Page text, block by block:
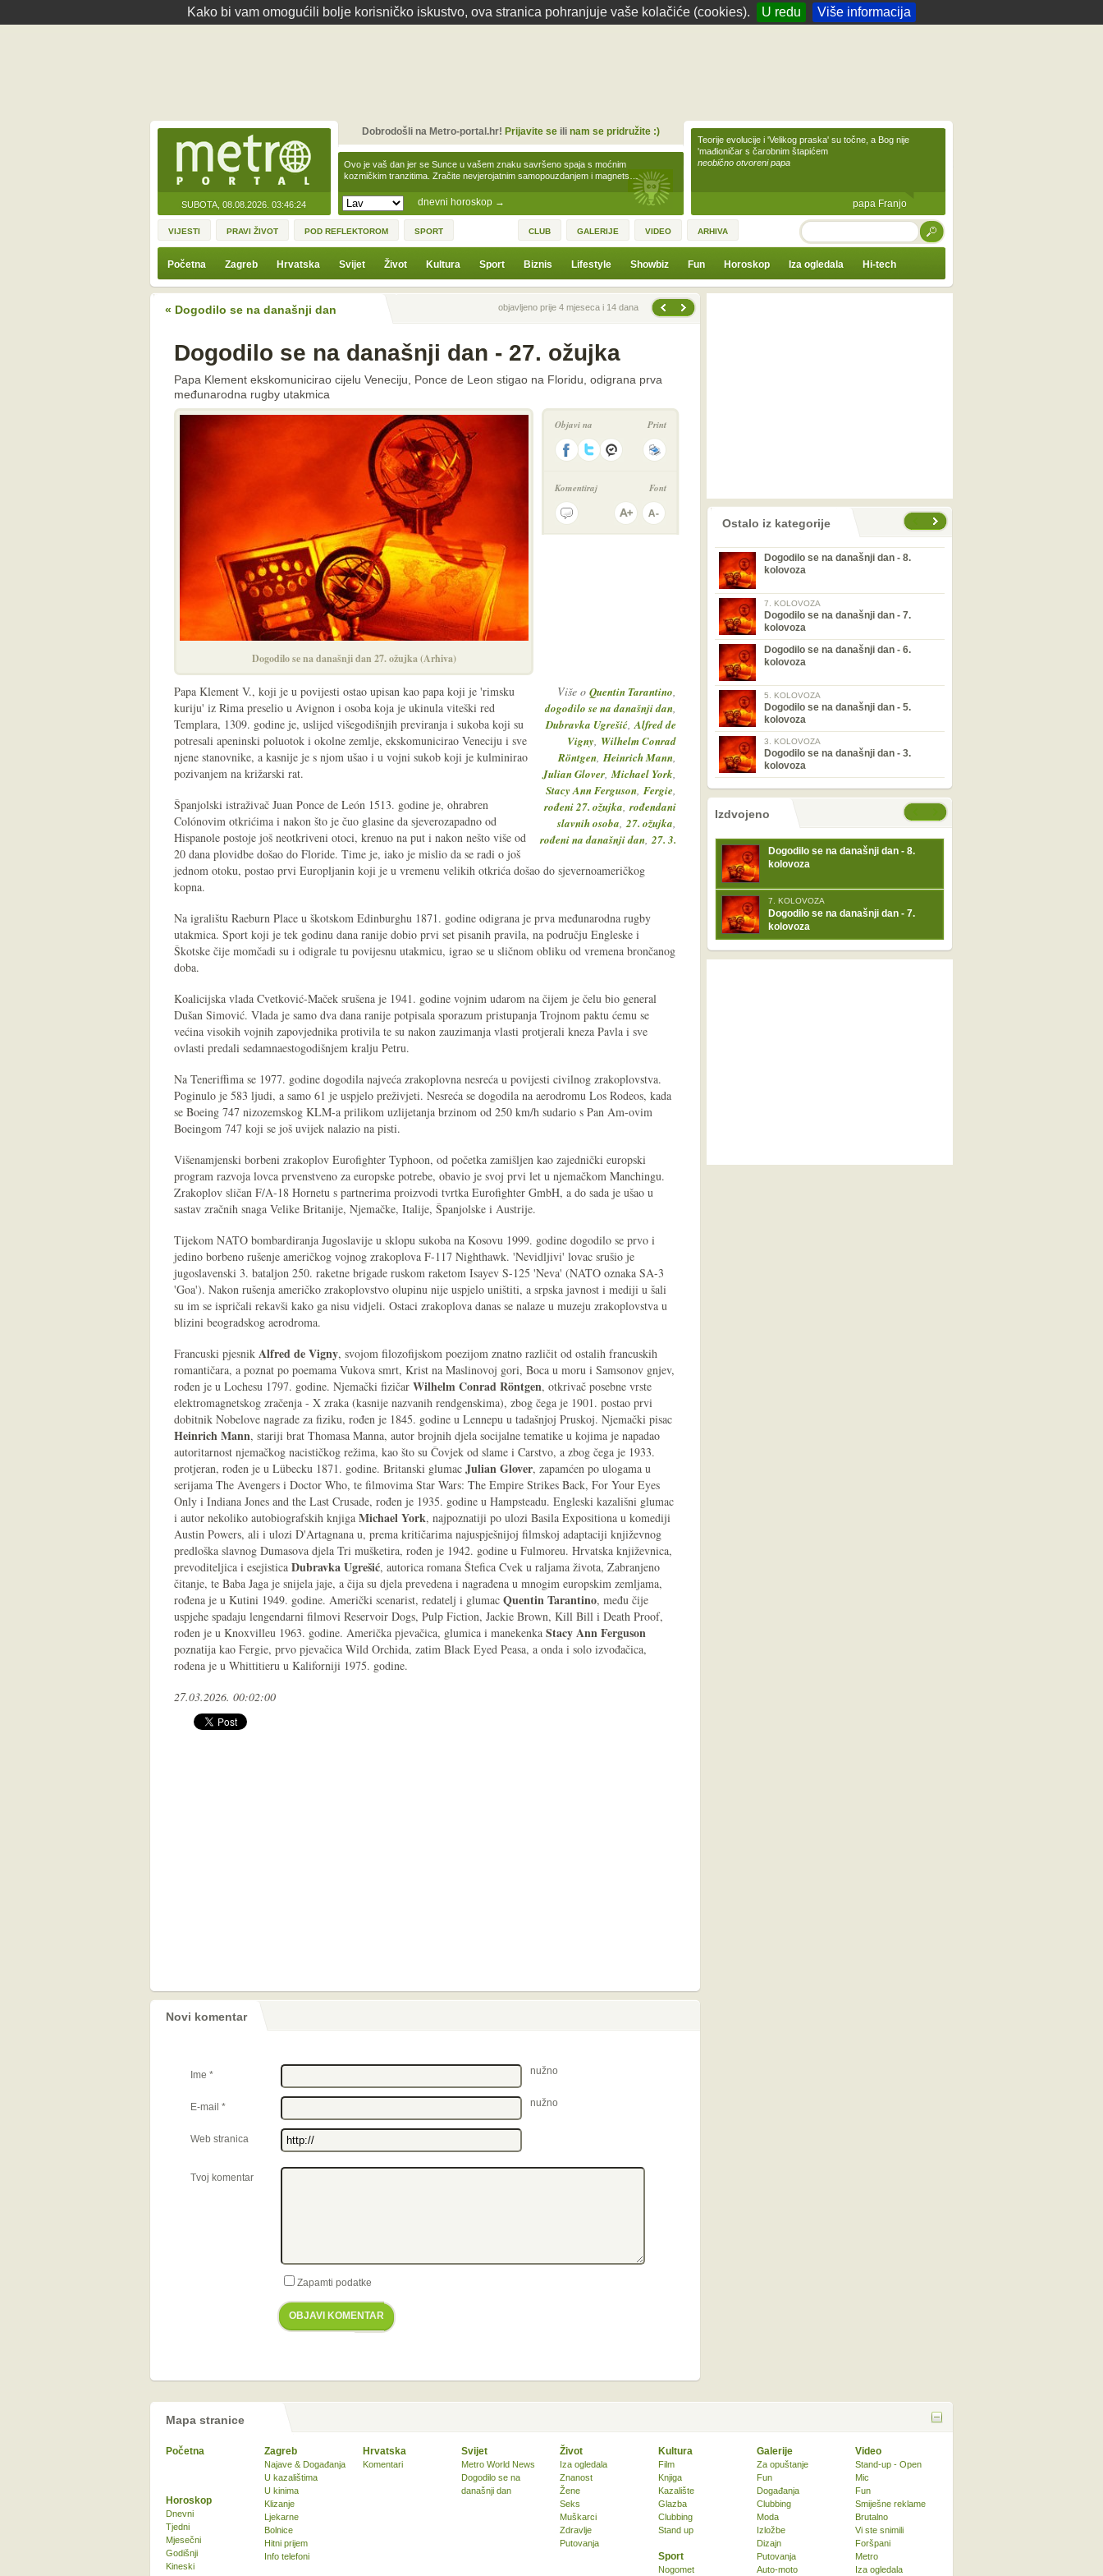
Kako bi vam omogućili bolje korisničko iskustvo, ova stranica pohranjuje vaše kolačiće (cookies). U redu Više informacija
SUBOTA, 08.08.2026. 03:46:24 dnevni horoskop →
Ovo je vaš dan jer se Sunce u vašem znaku savršeno spaja s moćnim
kozmičkim tranzitima. Zračite nevjerojatnim samopouzdanjem i magnets…
Dobrodošli na Metro-portal.hr! Prijavite seili nam se pridružite :)
Teorije evolucije i 'Velikog praska' su točne, a Bog nije
'mađioničar s čarobnim štapićem
neobično otvoreni papa
papa Franjo
VIJESTI PRAVI ŽIVOT POD REFLEKTOROM SPORT CLUB GALERIJE VIDEO ARHIVA TRAŽI
Početna Zagreb Hrvatska Svijet Život Kultura Sport Biznis Lifestyle Showbiz Fun Horoskop Iza ogledala Hi-tech
« Dogodilo se na današnji dan Prethodna vijestobjavljeno prije 4 mjeseca i 14 dana
Dogodilo se na današnji dan - 27. ožujka
Papa Klement ekskomunicirao cijelu Veneciju, Ponce de Leon stigao na Floridu, odigrana prva
međunarodna rugby utakmica
Dogodilo se na današnji dan 27. ožujka (Arhiva)
Objavi na Print
Komentiraj Font
Više o Quentin Tarantino,
dogodilo se na današnji dan,
Dubravka Ugrešić,Alfred de
Vigny, Wilhelm Conrad
Röntgen,Heinrich Mann,
Julian Glover,Michael York,
Stacy Ann Ferguson, Fergie,
rođeni 27. ožujka,rođendani
slavnih osoba,27. ožujka,
rođeni na današnji dan,27. 3.
Papa Klement V., koji je u povijesti ostao upisan kao papa koji je 'rimsku
kuriju' iz Rima preselio u Avignon i osoba koja je ukinula viteški red
Templara, 1309. godine je, uslijed višegodišnjih previranja i sukoba koji su
potresali apeninski poluotok i okolne zemlje, ekskomunicirao Veneciju i sve
njene stanovnike, a kasnije je s njom ušao i u vojni sukob koji je kulminirao
pozivanjem na križarski rat.
Španjolski istraživač Juan Ponce de León 1513. godine je, ohrabren
Colónovim otkrićima i nakon što je čuo glasine da sjeverozapadno od
Hispanole postoje još neotkriveni otoci, krenuo na put i nakon nešto više od
20 dana plovidbe došao do Floride. Time je, iako je mislio da se radi o još
jednom otoku, postao prvi Europljanin koji je u vremenu velikih otkrića došao do sjevernoameričkog
kopna.
Na igralištu Raeburn Place u škotskom Edinburghu 1871. godine odigrana je prva međunarodna rugby
utakmica. Sport koji je tek godinu dana ranije dobio prvi set pisanih pravila, na području Engleske i
Škotske čije momčadi su i odigrale tu povijesnu utakmicu, igrao se u sličnom obliku od vremena brončanog
doba.
Koalicijska vlada Cvetković-Maček srušena je 1941. godine vojnim udarom na čijem je čelu bio general
Dušan Simović. Vlada je samo dva dana ranije potpisala sporazum pristupanja Trojnom paktu ćemu se
većina visokih vojnih zapovjednika protivila te su nakon zauzimanja vlasti protjerali kneza Pavla i sve
ovlasti predali sedamnaestogodišnjem kralju Petru.
Na Teneriffima se 1977. godine dogodila najveća zrakoplovna nesreća u povijesti civilnog zrakoplovstva.
Poginulo je 583 ljudi, a samo 61 je uspjelo preživjeti. Nesreća se dogodila na aerodromu Los Rodeos, kada
se Boeing 747 nizozemskog KLM-a prilikom uzlijetanja brzinom od 250 km/h sudario s Pan Am-ovim
Boeingom 747 koji se još uvijek nalazio na pisti.
Višenamjenski borbeni zrakoplov Eurofighter Typhoon, od početka zamišljen kao zajednički europski
program razvoja lovca prvenstveno za europske potrebe, obavio je svoj prvi let u njemačkom Manchingu.
Zrakoplov sličan F/A-18 Hornetu s partnerima proizvodi tvrtka Eurofighter GmbH, a do sada je ušao u
sastav zračnih snaga Velike Britanije, Njemačke, Italije, Španjolske i Austrije.
Tijekom NATO bombardiranja Jugoslavije u sklopu sukoba na Kosovu 1999. godine dogodilo se prvo i
jedino borbeno rušenje američkog vojnog zrakoplova F-117 Nighthawk. 'Nevidljivi' lovac srušio je
jugoslavenski 3. bataljon 250. raketne brigade ruskom raketom Isayev S-125 'Neva' (NATO oznaka SA-3
'Goa'). Nakon rušenja američko zrakoplovstvo olupinu nije uspjelo uništiti, a srpska javnost i mediji u šali
su im se ispričali rekavši kako ga nisu vidjeli. Ostaci zrakoplova danas se nalaze u muzeju zrakoplovstva u
blizini beogradskog aerodroma.
Francuski pjesnik Alfred de Vigny, svojom filozofijskom poezijom znatno različit od ostalih francuskih
romantičara, a poznat po poemama Vukova smrt, Krist na Maslinovoj gori, Boca u moru i Samsonov gnjev,
rođen je u Lochesu 1797. godine. Njemački fizičar Wilhelm Conrad Röntgen, otkrivač posebne vrste
elektromagnetskog zračenja - X zraka (kasnije nazvanih rendgenskima), zbog čega je 1901. postao prvi
dobitnik Nobelove nagrade za fiziku, rođen je 1845. godine u Lennepu u tadašnjoj Pruskoj. Njemački pisac
Heinrich Mann, stariji brat Thomasa Manna, autor brojnih djela socijalne tematike u kojima je napadao
autoritarnost njemačkog nacističkog režima, kao što su Čovjek od slame i Carstvo, a zbog čega je 1933.
protjeran, rođen je u Lübecku 1871. godine. Britanski glumac Julian Glover, zapamćen po ulogama u
serijama The Avengers i Doctor Who, te filmovima Star Wars: The Empire Strikes Back, For Your Eyes
Only i Indiana Jones and the Last Crusade, rođen je 1935. godine u Hampsteadu. Engleski kazališni glumac
i autor nekoliko autobiografskih knjiga Michael York, najpoznatiji po ulozi Basila Expositiona u komediji
Austin Powers, ali i ulozi D'Artagnana u, prema kritičarima najuspješnijoj filmskoj adaptaciji književnog
predloška slavnog Dumasova djela Tri mušketira, rođen je 1942. godine u Fulmoreu. Hrvatska književnica,
prevoditeljica i esejistica Dubravka Ugrešić, autorica romana Štefica Cvek u raljama života, Zabranjeno
čitanje, te Baba Jaga je snijela jaje, a čija su djela prevedena i nagrađena u mnogim europskim zemljama,
rođena je u Kutini 1949. godine. Američki scenarist, redatelj i glumac Quentin Tarantino, među čije
uspjehe spadaju lengendarni filmovi Reservoir Dogs, Pulp Fiction, Jackie Brown, Kill Bill i Death Proof,
rođen je u Knoxvilleu 1963. godine. Američka pjevačica, glumica i manekenka Stacy Ann Ferguson
poznatija kao Fergie, prvo pjevačica Wild Orchida, zatim Black Eyed Peasa, a onda i solo izvođačica,
rođena je u Whittitieru u Kaliforniji 1975. godine.
27.03.2026. 00:02:00
Novi komentar
Ime * nužno
E-mail * nužno
Web stranica
Tvoj komentar
Zapamti podatke
OBJAVI KOMENTAR
prethodno Ostalo iz kategorije
Dogodilo se na današnji dan - 8.
kolovoza
7. KOLOVOZA
Dogodilo se na današnji dan - 7.
kolovoza
Dogodilo se na današnji dan - 6.
kolovoza
5. KOLOVOZA
Dogodilo se na današnji dan - 5.
kolovoza
3. KOLOVOZA
Dogodilo se na današnji dan - 3.
kolovoza
nema prethodne stranice
nema sljedeće stranice
Izdvojeno
Dogodilo se na današnji dan - 8.
kolovoza
7. KOLOVOZA
Dogodilo se na današnji dan - 7.
kolovoza
Mapa stranice
Početna Zagreb
Najave & Događanja
U kazalištima
U kinima
Klizanje
Ljekarne
Bolnice
Hitni prijem
Info telefoni
Hrvatska
Komentari
Svijet
Metro World News
Dogodilo se na
današnji dan
Život
Iza ogledala
Znanost
Žene
Seks
Muškarci
Zdravlje
Putovanja
Kultura
Film
Knjiga
Kazalište
Glazba
Clubbing
Stand up
Sport
Nogomet
Horoskop
Dnevni
Tjedni
Mjesečni
Godišnji
Kineski
Galerije
Za opuštanje
Fun
Događanja
Clubbing
Moda
Izložbe
Dizajn
Putovanja
Auto-moto
Video
Stand-up - Open
Mic
Fun
Smiješne reklame
Brutalno
Vi ste snimili
Foršpani
Metro
Iza ogledala